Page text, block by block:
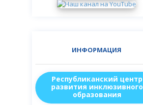
ИНФОРМАЦИЯ
Республиканский центр
развития инклюзивного
образования